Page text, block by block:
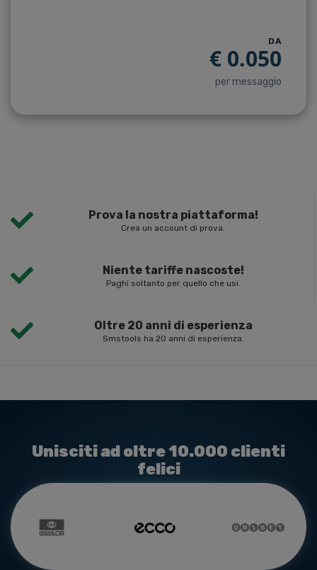
DA
€ 0.050
per messaggio
Prova la nostra piattaforma!
Crea un account di prova.
Niente tariffe nascoste!
Paghi soltanto per quello che usi.
Oltre 20 anni di esperienza
Smstools ha 20 anni di esperienza.
Unisciti ad oltre 10.000 clienti
felici